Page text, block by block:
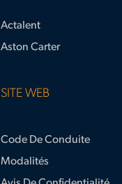
Actalent
Aston Carter
SITE WEB
Code De Conduite
Modalités